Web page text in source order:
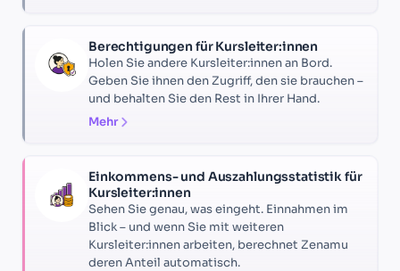
Berechtigungen für Kursleiter:innen
Holen Sie andere Kursleiter:innen an Bord.
Geben Sie ihnen den Zugriff, den sie brauchen –
und behalten Sie den Rest in Ihrer Hand.
Mehr
Einkommens- und Auszahlungsstatistik für
Kursleiter:innen
Sehen Sie genau, was eingeht. Einnahmen im
Blick – und wenn Sie mit weiteren
Kursleiter:innen arbeiten, berechnet Zenamu
deren Anteil automatisch.